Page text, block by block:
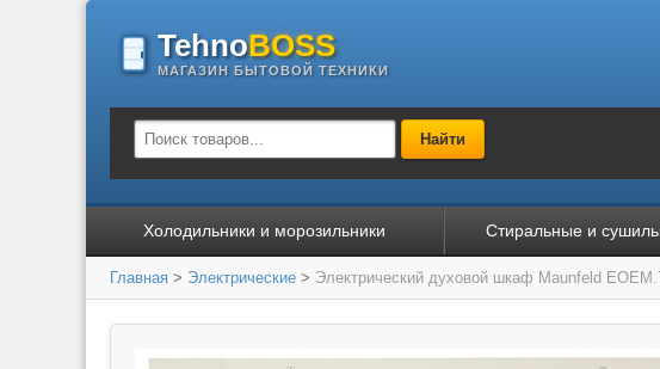
TehnoBOSS
МАГАЗИН БЫТОВОЙ ТЕХНИКИ
Найти
Холодильники и морозильники Стиральные и
Главная > Электрические > Электрический духовой шкаф Maunfeld